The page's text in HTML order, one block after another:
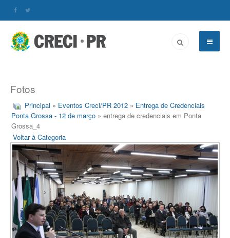
Fotos
Principal » Eventos Creci/PR 2012 » Entrega de Credenciais
Ponta Grossa - 12 de março » entrega de credenciais em Ponta
Grossa_4
Voltar à Categoria